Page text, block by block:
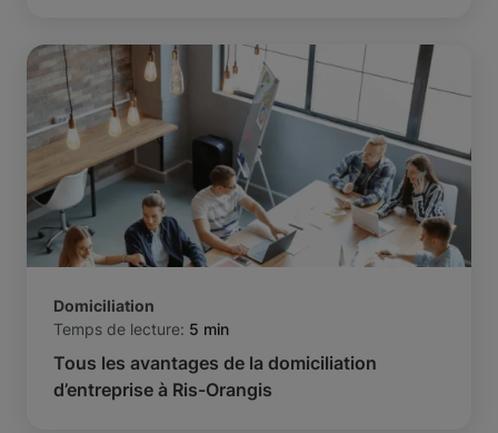
Domiciliation
Temps de lecture: 5 min
Tous les avantages de la domiciliation
d’entreprise à Ris-Orangis